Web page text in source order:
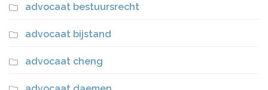
advocaat bestuursrecht
advocaat bijstand
advocaat cheng